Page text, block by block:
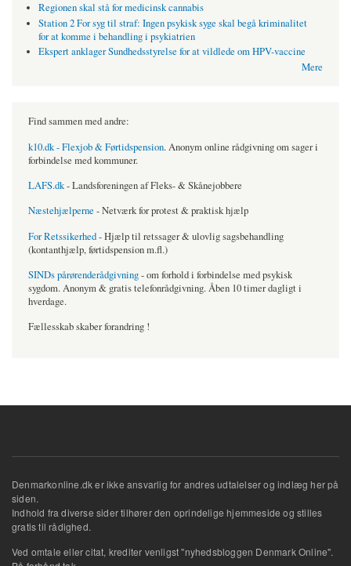
Regionen skal stå for medicinsk cannabis
Station 2 For syg til straf: Ingen psykisk syge skal begå kriminalitet
for at komme i behandling i psykiatrien
Ekspert anklager Sundhedsstyrelse for at vildlede om HPV-vaccine
Mere
Find sammen med andre:
k10.dk - Flexjob & Førtidspension. Anonym online rådgivning om sager i
forbindelse med kommuner.
LAFS.dk- Landsforeningen af Fleks- & Skånejobbere
Næstehjælperne - Netværk for protest & praktisk hjælp
For Retssikerhed- Hjælp til retssager & ulovlig sagsbehandling
(kontanthjælp, førtidspension m.fl.)
SINDs pårørenderådgivning- om forhold i forbindelse med psykisk
sygdom. Anonym & gratis telefonrådgivning. Åben 10 timer dagligt i
hverdage.
Fællesskab skaber forandring !
Denmarkonline.dk er ikke ansvarlig for andres udtalelser og indlæg her på
siden.
Indhold fra diverse sider tilhører den oprindelige hjemmeside og stilles
gratis til rådighed.
Ved omtale eller citat, krediter venligst "nyhedsbloggen Denmark Online".